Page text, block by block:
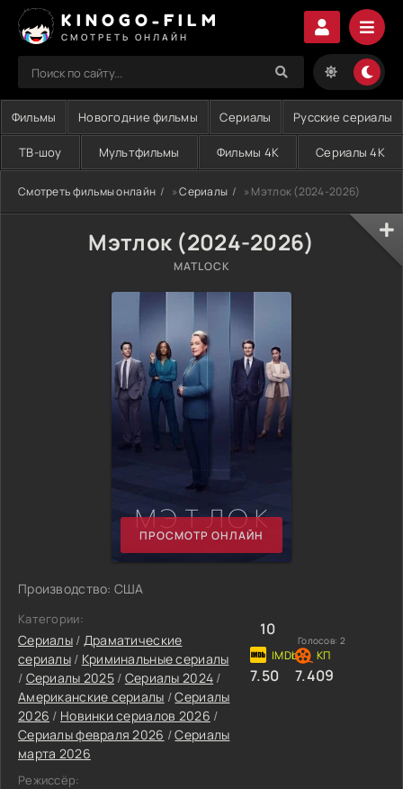
KINOGO-FILM
СМОТРЕТЬ ОНЛАЙН
Фильмы Новогодние фильмы Сериалы Русские сериалы
ТВ-шоу Мультфильмы Фильмы 4K Сериалы 4K
Смотреть фильмы онлайн »Сериалы » Мэтлок (2024-2026)
Мэтлок (2024-2026)
MATLOCK
ПРОСМОТР ОНЛАЙН
Производство: США
Категории:
Сериалы/ Драматические
сериалы/ Криминальные сериалы
/ Сериалы 2025/ Сериалы 2024 /
Американские сериалы /Сериалы
2026 / Новинки сериалов 2026 /
Сериалы февраля 2026 /Сериалы
марта 2026
Режиссёр:
10
Голосов: 2
7.50 7.409